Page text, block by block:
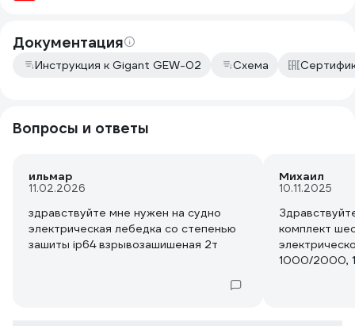
Документация
Инструкция к Gigant GEW-02 Схема
Вопросы и ответы
ильмар
11.02.2026
здравствуйте мне нужен на судно
электрическая лебедка со степенью
зашиты ip64 взрывозашишеная 2т
Михаил
10.11.2025
комплект
1000/2000,